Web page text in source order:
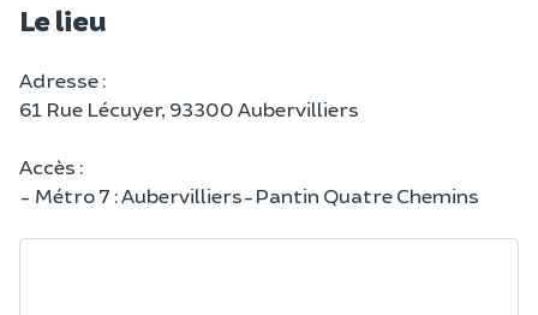
Le lieu
Adresse :
61 Rue Lécuyer, 93300 Aubervilliers
Accès :
- Métro 7 : Aubervilliers-Pantin Quatre Chemins